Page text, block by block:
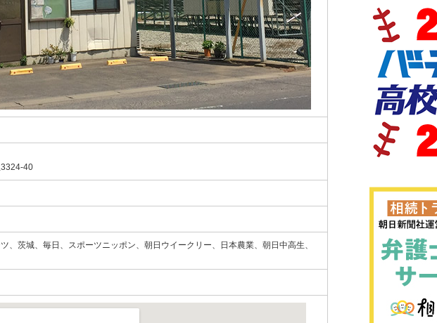
40
、茨城、毎日、スポーツニッポン、朝日ウイークリー、日本農業、朝日中高生、